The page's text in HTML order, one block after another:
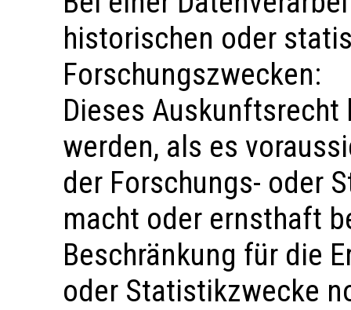
historischen oder
Forschungszwecken:
Dieses
werden, als es
der Forschungs- oder
macht oder ernsthaft
Beschränkung für die
oder Statistikzwecke